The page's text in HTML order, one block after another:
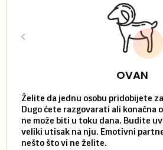
OVAN
Želite da jednu osobu pridobijete
Dugo ćete razgovarati ali konačna
ne može biti u toku dana. Budite
veliki utisak na nju. Emotivni
nešto što vi ne želite.